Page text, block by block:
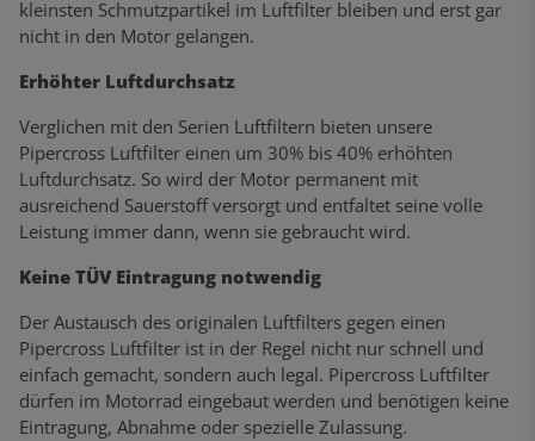
kleinsten Schmutzpartikel im Luftfilter bleiben und erst gar
nicht in den Motor gelangen.
Erhöhter Luftdurchsatz
Verglichen mit den Serien Luftfiltern bieten unsere
Pipercross Luftfilter einen um 30% bis 40% erhöhten
Luftdurchsatz. So wird der Motor permanent mit
ausreichend Sauerstoff versorgt und entfaltet seine volle
Leistung immer dann, wenn sie gebraucht wird.
Keine TÜV Eintragung notwendig
Der Austausch des originalen Luftfilters gegen einen
Pipercross Luftfilter ist in der Regel nicht nur schnell und
einfach gemacht, sondern auch legal. Pipercross Luftfilter
dürfen im Motorrad eingebaut werden und benötigen keine
Eintragung, Abnahme oder spezielle Zulassung.